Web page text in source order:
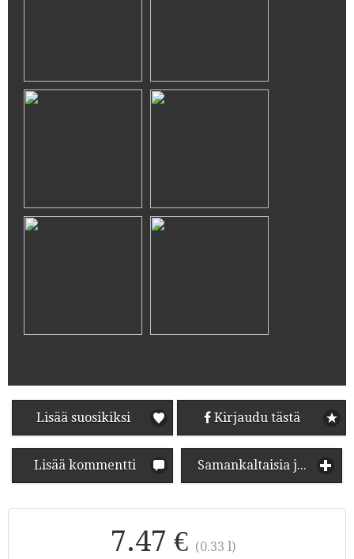
Lisää suosikiksi Kirjaudu tästä
Lisää kommentti Samankaltaisia juomia
7.47 € (0.33 l)